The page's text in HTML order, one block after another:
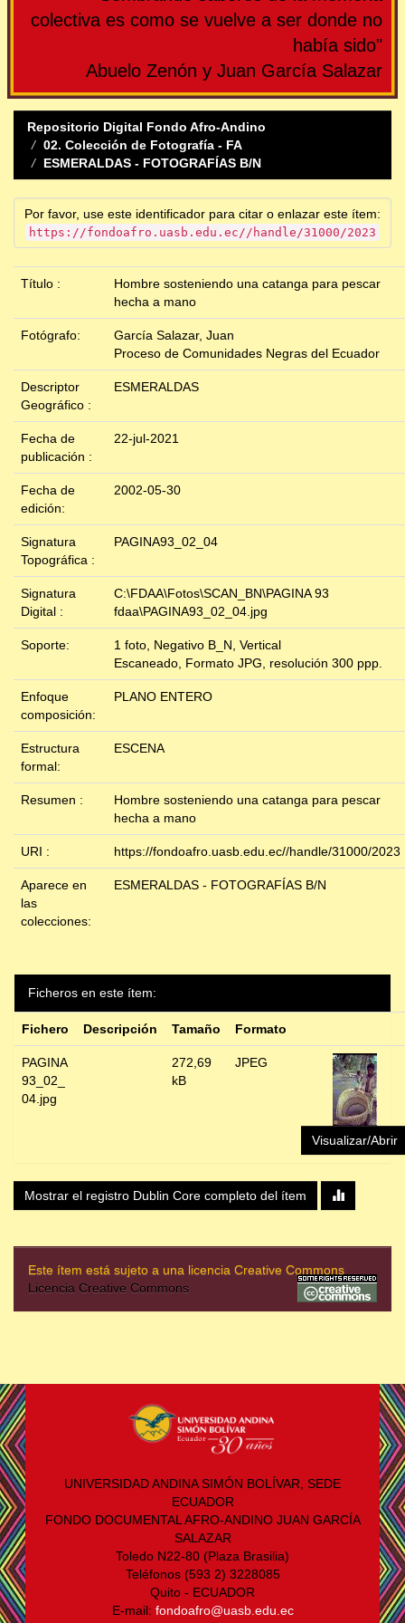
colectiva es como se vuelve a ser donde no
había sido"
Abuelo Zenón y Juan García Salazar
Repositorio Digital Fondo Afro-Andino
02. Colección de Fotografía - FA
ESMERALDAS - FOTOGRAFÍAS B/N
Por favor, use este identificador para citar o enlazar este ítem:
https://fondoafro.uasb.edu.ec//handle/31000/2023
Título :
Hombre sosteniendo una catanga para pescar
hecha a mano
Fotógrafo:
García Salazar, Juan
Proceso de Comunidades Negras del Ecuador
Descriptor
Geográfico :
ESMERALDAS
Fecha de
publicación :
22-jul-2021
Fecha de
edición:
2002-05-30
Signatura
Topográfica :
PAGINA93_02_04
Signatura
Digital :
C:\FDAA\Fotos\SCAN_BN\PAGINA 93
fdaa\PAGINA93_02_04.jpg
Soporte:
1 foto, Negativo B_N, Vertical
Escaneado, Formato JPG, resolución 300 ppp.
Enfoque
composición:
PLANO ENTERO
Estructura
formal:
ESCENA
Resumen :
Hombre sosteniendo una catanga para pescar
hecha a mano
URI : https://fondoafro.uasb.edu.ec//handle/31000/2023
Aparece en
las
colecciones:
ESMERALDAS - FOTOGRAFÍAS B/N
Ficheros en este ítem:
Fichero Descripción Tamaño Formato
PAGINA
93_02_
04.jpg
272,69
kB
JPEG
Visualizar/Abrir
Mostrar el registro Dublin Core completo del ítem
Este ítem está sujeto a una licencia Creative Commons
Licencia Creative Commons
UNIVERSIDAD ANDINA SIMÓN BOLÍVAR, SEDE
ECUADOR
FONDO DOCUMENTAL AFRO-ANDINO JUAN GARCÍA
SALAZAR
Toledo N22-80 (Plaza Brasilia)
Teléfonos (593 2) 3228085
Quito - ECUADOR
E-mail: fondoafro@uasb.edu.ec